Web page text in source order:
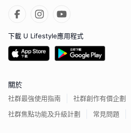
下載 U Lifestyle應用程式
關於
社群最強使用指南
社群創作有價企劃
社群焦點功能及升級計劃
常見問題